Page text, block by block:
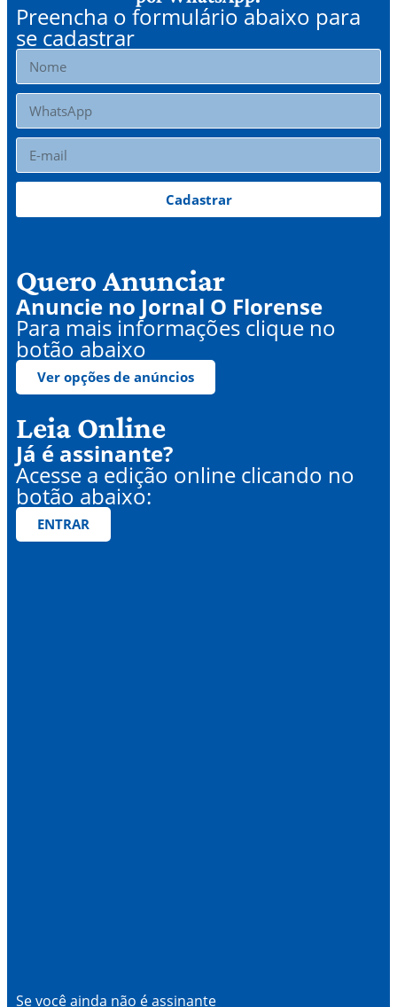
Preencha o formulário abaixo para
se cadastrar
Cadastrar
Quero Anunciar
Anuncie no Jornal O Florense
Para mais informações clique no
botão abaixo
Ver opções de anúncios
Leia Online
Já é assinante?
Acesse a edição online clicando no
botão abaixo:
ENTRAR
Se você ainda não é assinante